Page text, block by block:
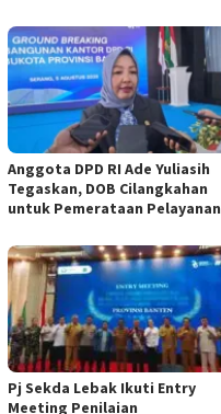
Anggota DPD RI Ade Yuliasih
Tegaskan, DOB Cilangkahan
untuk Pemerataan Pelayanan
Pj Sekda Lebak Ikuti Entry
Meeting Penilaian